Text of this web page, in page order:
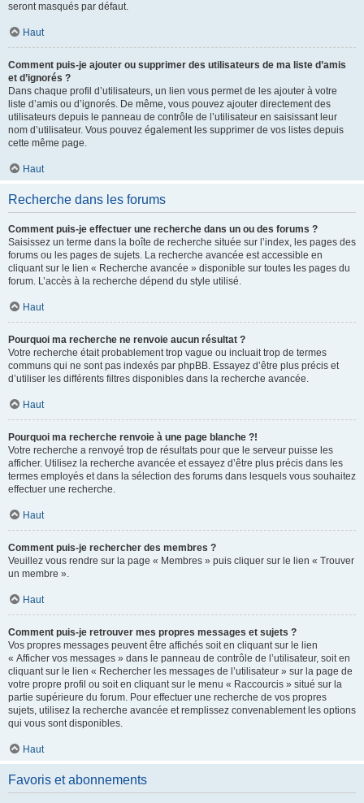
seront masqués par défaut.
Haut
Comment puis-je ajouter ou supprimer des utilisateurs de ma liste d’amis
et d’ignorés ?
Dans chaque profil d’utilisateurs, un lien vous permet de les ajouter à votre
liste d’amis ou d’ignorés. De même, vous pouvez ajouter directement des
utilisateurs depuis le panneau de contrôle de l’utilisateur en saisissant leur
nom d’utilisateur. Vous pouvez également les supprimer de vos listes depuis
cette même page.
Haut
Recherche dans les forums
Comment puis-je effectuer une recherche dans un ou des forums ?
Saisissez un terme dans la boîte de recherche située sur l’index, les pages des
forums ou les pages de sujets. La recherche avancée est accessible en
cliquant sur le lien « Recherche avancée » disponible sur toutes les pages du
forum. L’accès à la recherche dépend du style utilisé.
Haut
Pourquoi ma recherche ne renvoie aucun résultat ?
Votre recherche était probablement trop vague ou incluait trop de termes
communs qui ne sont pas indexés par phpBB. Essayez d’être plus précis et
d’utiliser les différents filtres disponibles dans la recherche avancée.
Haut
Pourquoi ma recherche renvoie à une page blanche ?!
Votre recherche a renvoyé trop de résultats pour que le serveur puisse les
afficher. Utilisez la recherche avancée et essayez d’être plus précis dans les
termes employés et dans la sélection des forums dans lesquels vous souhaitez
effectuer une recherche.
Haut
Comment puis-je rechercher des membres ?
Veuillez vous rendre sur la page « Membres » puis cliquer sur le lien « Trouver
un membre ».
Haut
Comment puis-je retrouver mes propres messages et sujets ?
Vos propres messages peuvent être affichés soit en cliquant sur le lien
« Afficher vos messages » dans le panneau de contrôle de l’utilisateur, soit en
cliquant sur le lien « Rechercher les messages de l’utilisateur » sur la page de
votre propre profil ou soit en cliquant sur le menu « Raccourcis » situé sur la
partie supérieure du forum. Pour effectuer une recherche de vos propres
sujets, utilisez la recherche avancée et remplissez convenablement les options
qui vous sont disponibles.
Haut
Favoris et abonnements